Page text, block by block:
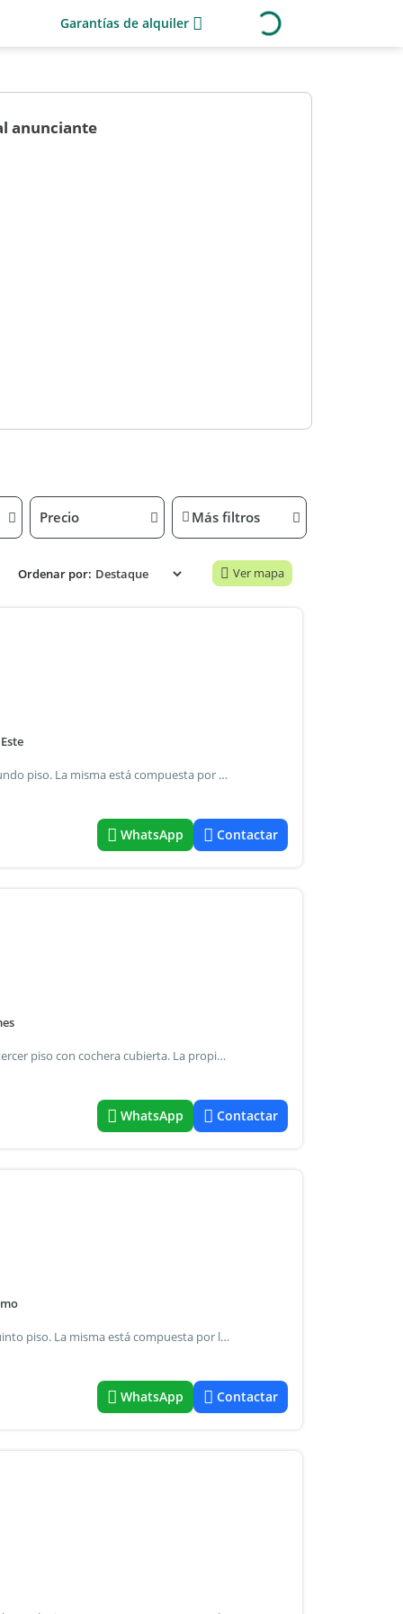
Garantías de alquiler
anunciante
Precio Más filtros
Ordenar por: Ver mapa
Hermosa unidad de 2 ambientes al frente ubicada en segundo piso. La misma está compuesta por amplio living comedor con cocina integrada, dormitorio y baño completo. Posee balcón al frente y al contrafrente. Las superficies indicadas son a mero título informativo. No reflejan necesariamente con precisión la realidad de hecho del inmueble ni las que surgen de los títulos y planos correspondientes
WhatsApp Contactar
Excelente unidad de 3 ambientes al frente ubicada en un tercer piso con cochera cubierta. La propiedad cuenta con un amplio living-comedor, con salida al balcón, y cocina semi-integrada que aporta funcionalidad y modernidad al espacio. Dispone además de un toilette, ideal para visitas. En el sector privado se encuentran dos dormitorios y un baño completo que asiste a ambos ambientes. La unidad se destaca por su buena distribución, luminosidad y comodidad, siendo una excelente opción tanto para vivienda como para inversión. Las superficies indicadas son a mero título informativo. No reflejan necesariamente con precisión la realidad de hecho del inmueble ni las que surgen de los títulos y planos correspondientes
WhatsApp Contactar
Hermosa unidad tres ambientes al frente ubicada en el quinto piso. La misma está compuesta por living comedor, cocina, dos dormitorios y baño completo. Posee balcón al frente y al contrafrente. El edificio cuenta con rampa de acceso para personas con movilidad reducida. Karina curotto cucicba matricula - 671- to1 - fo26 las superficies indicadas son a mero título informativo. No reflejan necesariamente con precisión la realidad de hecho del inmueble ni las que surgen de los títulos y planos correspondientes
WhatsApp Contactar